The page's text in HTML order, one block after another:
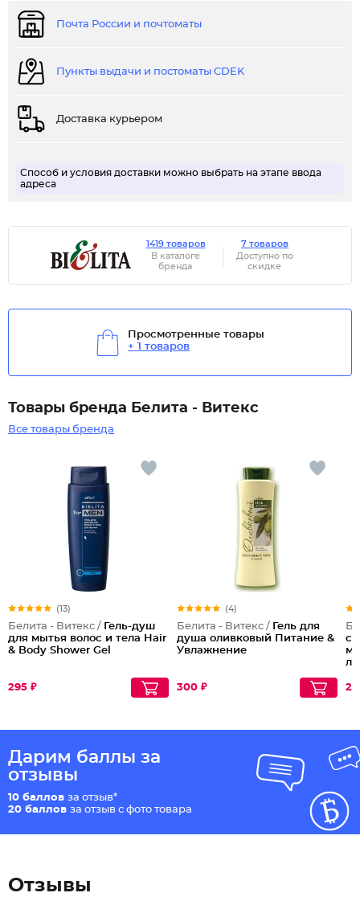
Почта России и почтоматы
Пункты выдачи и постоматы CDEK
Доставка курьером
Способ и условия доставки можно выбрать на этапе ввода
адреса
1419 товаров
В каталоге
бренда
7 товаров
Доступно по
скидке
Просмотренные товары
+ 1 товаров
Товары бренда Белита - Витекс
Все товары бренда
(13)
Белита - Витекс / Гель-душ
для мытья волос и тела Hair
& Body Shower Gel
295 ₽
(4)
Белита - Витекс / Гель для
душа оливковый Питание &
Увлажнение
300 ₽
Дарим баллы за
отзывы
10 баллов за отзыв*
20 баллов за отзыв с фото товара
Отзывы